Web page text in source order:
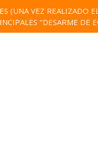
(UNA VEZ
"DESARME DE